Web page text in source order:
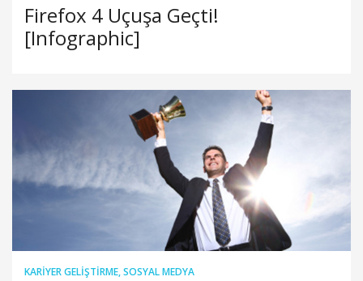
Firefox 4 Uçuşa Geçti!
[Infographic]
KARIYER GELIŞTIRME,SOSYAL MEDYA